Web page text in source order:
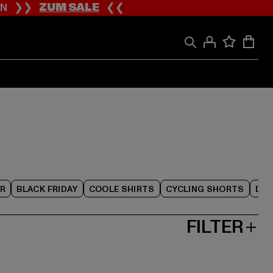
❯❯ZUM SALE❮❮
BLACK FRIDAY COOLE SHIRTS CYCLING SHORTS
FILTER